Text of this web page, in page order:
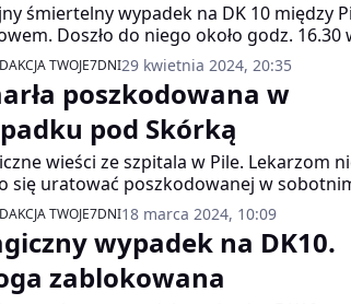
śmiertelny wypadek na DK 10 między
Doszło do niego około godz. 16.30
miejscowości Jeziorki.
TWOJE7DNI29 kwietnia 2024, 20:35
poszkodowana w
pod Skórką
wieści ze szpitala w Pile. Lekarzom
się uratować poszkodowanej w
pod Skórką.
TWOJE7DNI18 marca 2024, 10:09
wypadek na DK10.
zablokowana